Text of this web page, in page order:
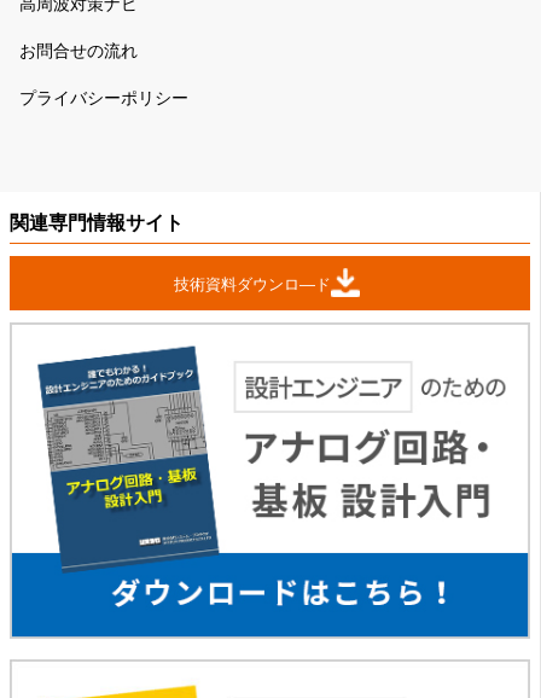
高周波対策ナビ
お問合せの流れ
プライバシーポリシー
関連専門情報サイト
技術資料ダウンロ―ド